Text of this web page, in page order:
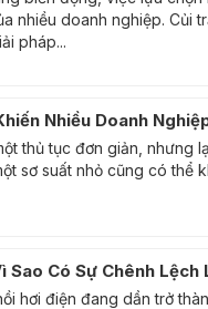
nhiều doanh nghiệp. Củi
pháp...
Nhiều Doanh
thủ tục đơn giản, nhưng
sơ suất nhỏ cũng có
Sao Có Sự Chênh Lệch
hơi điện đang dần trở